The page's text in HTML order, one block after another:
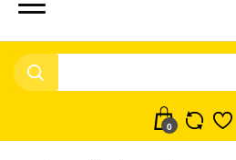
اکسسوری
بازی تراول ماگ نایکر
ولن تاین کادویی
واردات مستقیم
0